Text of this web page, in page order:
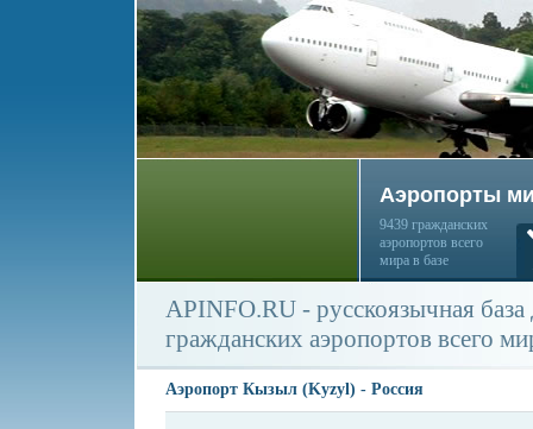
Аэропорты
9439 гражданских
аэропортов всего
мира в базе
APINFO.RU - русскоязычная
гражданских аэропортов всего
Аэропорт Кызыл (Kyzyl) - Россия